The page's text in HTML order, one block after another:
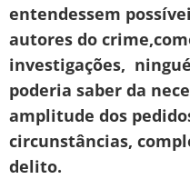
entendessem
autores do
investigações,
poderia saber da
amplitude dos
circunstâncias,
delito.